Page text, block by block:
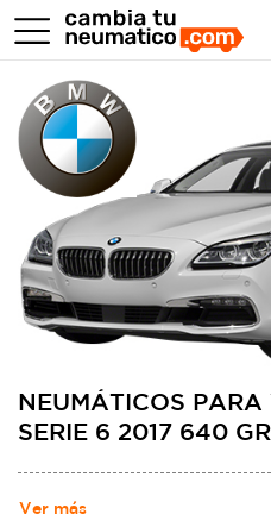
NEUMÁTICOS
SERIE 6 2017 640
Ver más